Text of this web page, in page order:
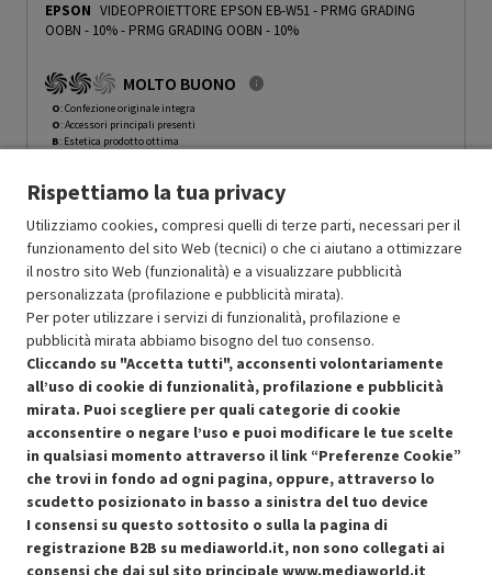
EPSON VIDEOPROIETTORE EPSON EB-W51 - PRMG GRADING
OOBN - 10%- PRMG GRADING OOBN - 10%
MOLTO BUONO
O: Confezione originale integra
O: Accessori principali presenti
B: Estetica prodotto ottima
Prodotto Nuovo 789.00 -10%
Ricondizionato Prezzo ridotto da
710.10a -50%
In Promozione 355.05
Aggiungi al carrello
SCONTO RICONDIZIONATI
Approfitta dello sconto del 50% sul prodotto ricondizionato.
Condizioni generali di vendita Recedere dal contratto qui
Rispettiamo la tua privacy
Utilizziamo cookies, compresi quelli di terze parti, necessari per il
funzionamento del sito Web (tecnici) o che ci aiutano a ottimizzare
il nostro sito Web (funzionalità) e a visualizzare pubblicità
personalizzata (profilazione e pubblicità mirata).
Per poter utilizzare i servizi di funzionalità, profilazione e
pubblicità mirata abbiamo bisogno del tuo consenso.
Cliccando su "Accetta tutti", acconsenti volontariamente
all’uso di cookie di funzionalità, profilazione e pubblicità
mirata. Puoi scegliere per quali categorie di cookie
acconsentire o negare l’uso e puoi modificare le tue scelte
in qualsiasi momento attraverso il link “Preferenze Cookie”
che trovi in fondo ad ogni pagina, oppure, attraverso lo
scudetto posizionato in basso a sinistra del tuo device
I consensi su questo sottosito o sulla la pagina di
registrazione B2B su mediaworld.it, non sono collegati ai
consensi che dai sul sito principale www.mediaworld.it